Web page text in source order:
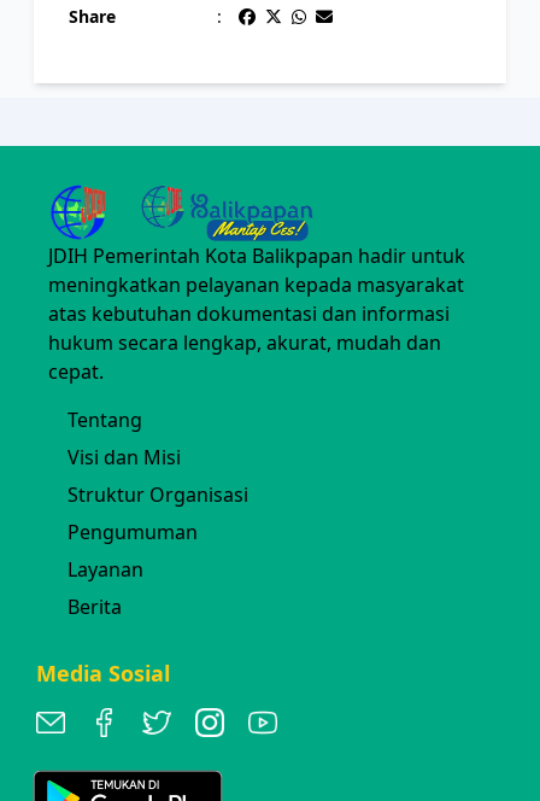
Share :
JDIH Pemerintah Kota Balikpapan hadir untuk
meningkatkan pelayanan kepada masyarakat
atas kebutuhan dokumentasi dan informasi
hukum secara lengkap, akurat, mudah dan
cepat.
Tentang
Visi dan Misi
Struktur Organisasi
Pengumuman
Layanan
Berita
Media Sosial